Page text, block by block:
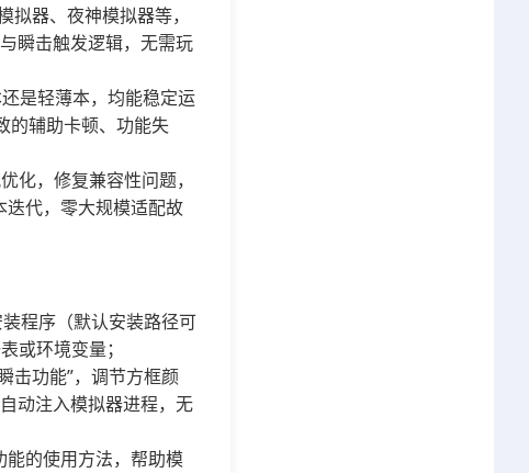
器、夜神模拟器等，
瞬击触发逻辑，无需玩
是轻薄本，均能稳定运
的辅助卡顿、功能失
化，修复兼容性问题，
代，零大规模适配故
程序（默认安装路径可
或环境变量；
击功能”，调节方框颜
动注入模拟器进程，无
能的使用方法，帮助模